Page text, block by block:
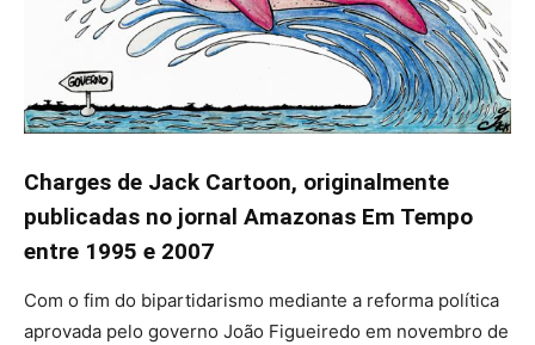
Charges de Jack Cartoon, originalmente
publicadas no jornal Amazonas Em Tempo
entre 1995 e 2007
Com o fim do bipartidarismo mediante a reforma política
aprovada pelo governo João Figueiredo em novembro de